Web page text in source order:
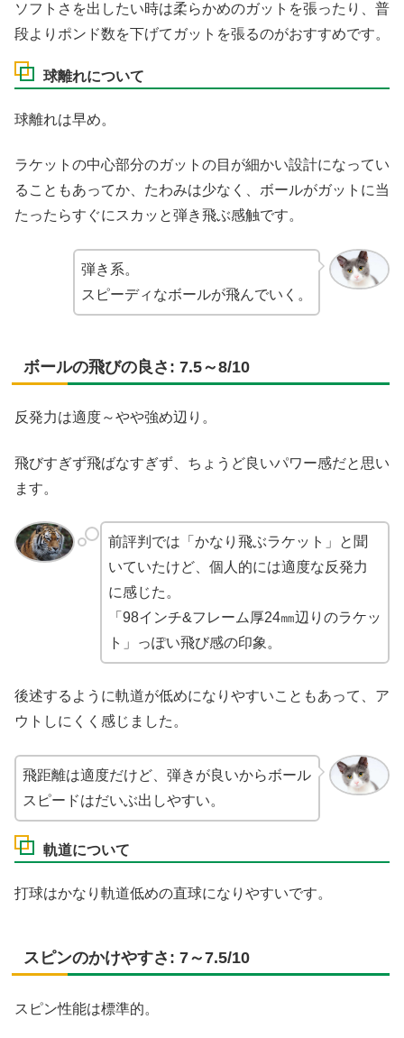
ソフトさを出したい時は柔らかめのガットを張ったり、普
段よりポンド数を下げてガットを張るのがおすすめです。
球離れについて
球離れは早め。
ラケットの中心部分のガットの目が細かい設計になってい
ることもあってか、たわみは少なく、ボールがガットに当
たったらすぐにスカッと弾き飛ぶ感触です。
弾き系。
スピーディなボールが飛んでいく。
ボールの飛びの良さ: 7.5～8/10
反発力は適度～やや強め辺り。
飛びすぎず飛ばなすぎず、ちょうど良いパワー感だと思い
ます。
前評判では「かなり飛ぶラケット」と聞
いていたけど、個人的には適度な反発力
に感じた。
「98インチ&フレーム厚24㎜辺りのラケッ
ト」っぽい飛び感の印象。
後述するように軌道が低めになりやすいこともあって、ア
ウトしにくく感じました。
飛距離は適度だけど、弾きが良いからボール
スピードはだいぶ出しやすい。
軌道について
打球はかなり軌道低めの直球になりやすいです。
スピンのかけやすさ: 7～7.5/10
スピン性能は標準的。